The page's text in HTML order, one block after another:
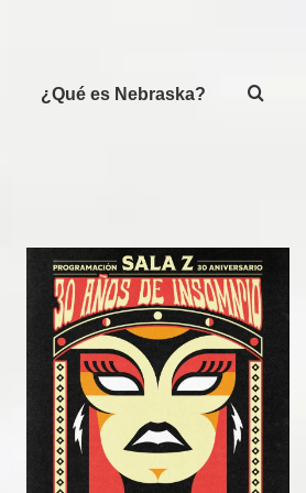
¿Qué es Nebraska?